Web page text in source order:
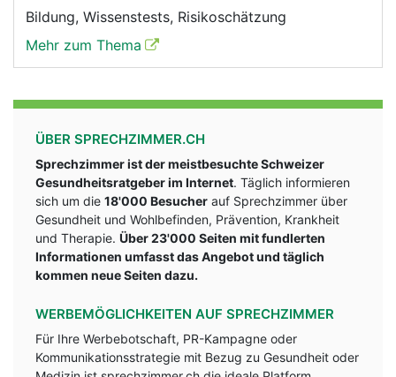
Bildung, Wissenstests, Risikoschätzung
Mehr zum Thema
ÜBER SPRECHZIMMER.CH
Sprechzimmer ist der meistbesuchte Schweizer
Gesundheitsratgeber im Internet. Täglich informieren
sich um die 18'000 Besucher auf Sprechzimmer über
Gesundheit und Wohlbefinden, Prävention, Krankheit
und Therapie. Über 23'000 Seiten mit fundlerten
Informationen umfasst das Angebot und täglich
kommen neue Seiten dazu.
WERBEMÖGLICHKEITEN AUF SPRECHZIMMER
Für Ihre Werbebotschaft, PR-Kampagne oder
Kommunikationsstrategie mit Bezug zu Gesundheit oder